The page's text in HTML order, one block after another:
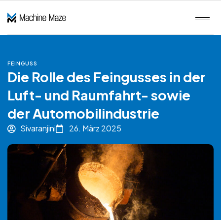
FEINGUSS
Die Rolle des Feingusses in der
Luft- und Raumfahrt- sowie
der Automobilindustrie
Sivaranjini 26. März 2025